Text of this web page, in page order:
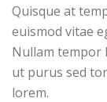
Quisque at
euismod vitae
Nullam tempor
ut purus sed
lorem.